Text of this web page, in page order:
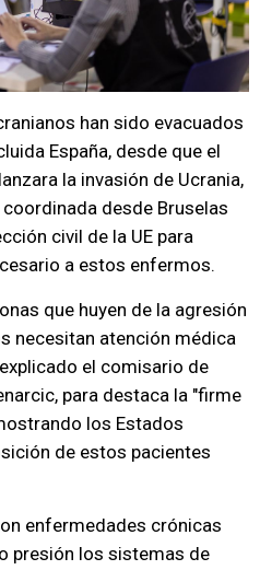
han sido evacuados
España, desde que el
la invasión de Ucrania,
desde Bruselas
civil de la UE para
a estos enfermos.
que huyen de la agresión
necesitan atención médica
el comisario de
para destaca la "firme
los Estados
de estos pacientes
enfermedades crónicas
presión los sistemas de